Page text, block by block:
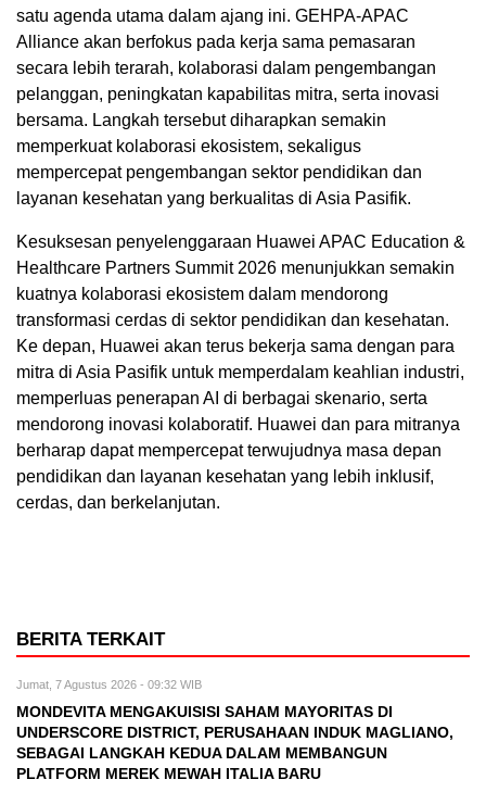
satu agenda utama dalam ajang ini. GEHPA-APAC
Alliance akan berfokus pada kerja sama pemasaran
secara lebih terarah, kolaborasi dalam pengembangan
pelanggan, peningkatan kapabilitas mitra, serta inovasi
bersama. Langkah tersebut diharapkan semakin
memperkuat kolaborasi ekosistem, sekaligus
mempercepat pengembangan sektor pendidikan dan
layanan kesehatan yang berkualitas di Asia Pasifik.
Kesuksesan penyelenggaraan Huawei APAC Education &
Healthcare Partners Summit 2026 menunjukkan semakin
kuatnya kolaborasi ekosistem dalam mendorong
transformasi cerdas di sektor pendidikan dan kesehatan.
Ke depan, Huawei akan terus bekerja sama dengan para
mitra di Asia Pasifik untuk memperdalam keahlian industri,
memperluas penerapan AI di berbagai skenario, serta
mendorong inovasi kolaboratif. Huawei dan para mitranya
berharap dapat mempercepat terwujudnya masa depan
pendidikan dan layanan kesehatan yang lebih inklusif,
cerdas, dan berkelanjutan.
BERITA TERKAIT
Jumat, 7 Agustus 2026 - 09:32 WIB
MONDEVITA MENGAKUISISI SAHAM MAYORITAS DI
UNDERSCORE DISTRICT, PERUSAHAAN INDUK MAGLIANO,
SEBAGAI LANGKAH KEDUA DALAM MEMBANGUN
PLATFORM MEREK MEWAH ITALIA BARU